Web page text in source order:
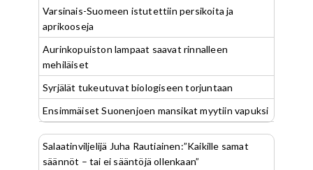
Varsinais-Suomeen istutettiin persikoita ja
aprikooseja
Aurinkopuiston lampaat saavat rinnalleen
mehiläiset
Syrjälät tukeutuvat biologiseen torjuntaan
Ensimmäiset Suonenjoen mansikat myytiin vapuksi
Salaatinviljelijä Juha Rautiainen:”Kaikille samat
säännöt – tai ei sääntöjä ollenkaan”